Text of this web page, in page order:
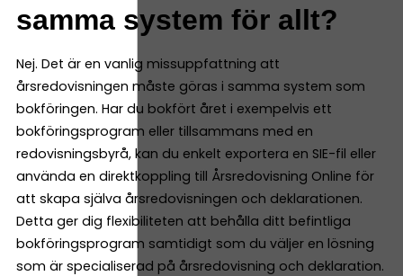
samma system för allt?
Nej. Det är en vanlig missuppfattning att
årsredovisningen måste göras i samma system som
bokföringen. Har du bokfört året i exempelvis ett
bokföringsprogram eller tillsammans med en
redovisningsbyrå, kan du enkelt exportera en SIE-fil eller
använda en direktkoppling till Årsredovisning Online för
att skapa själva årsredovisningen och deklarationen.
Detta ger dig flexibiliteten att behålla ditt befintliga
bokföringsprogram samtidigt som du väljer en lösning
som är specialiserad på årsredovisning och deklaration.